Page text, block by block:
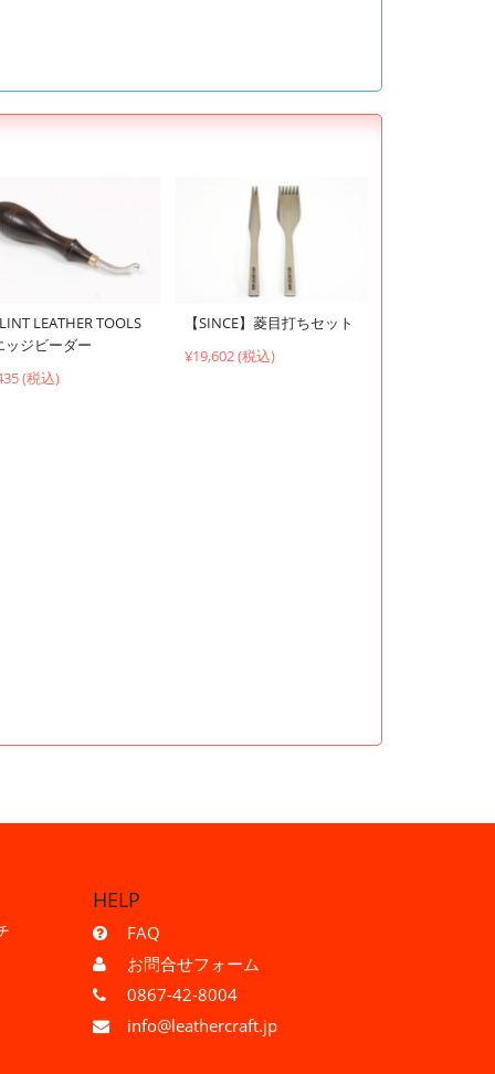
LEATHER TOOLS
ッジビーダー
(税込)
【SINCE】菱目打ちセット
¥19,602 (税込)
HELP
FAQ
お問合せフォーム
0867-42-8004
info@leathercraft.jp